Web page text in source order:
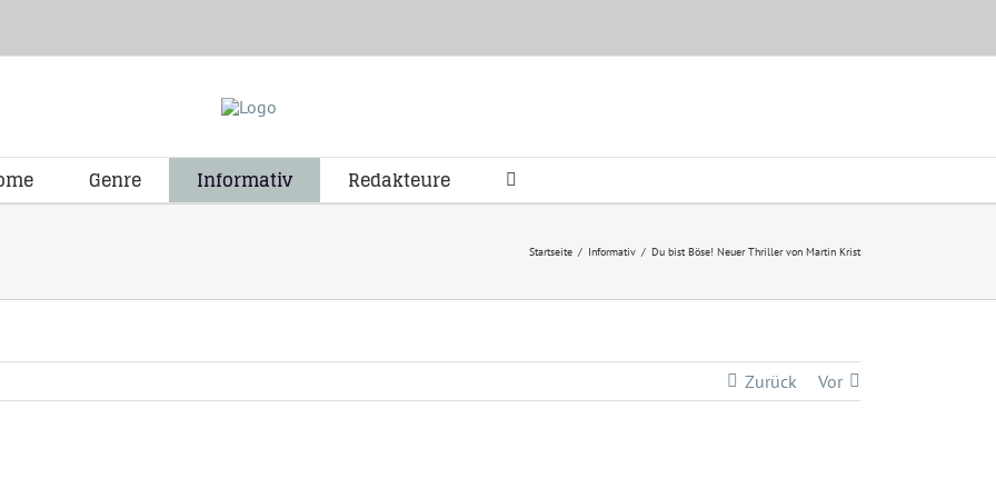
Genre Informativ Redakteure
Startseite / Informativ / Du bist Böse! Neuer Thriller von Martin Krist
Zurück Vor